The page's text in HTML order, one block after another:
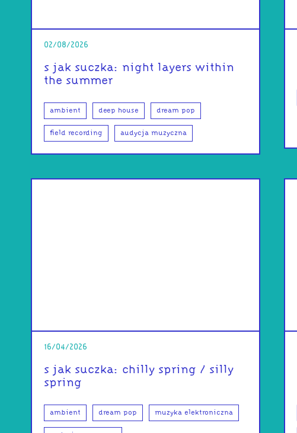
02/08/2026
s jak suczka: night layers within
the summer
ambient deep house dream pop
field recording audycja muzyczna
16/04/2026
s jak suczka: chilly spring / silly
spring
ambient dream pop muzyka elektroniczna